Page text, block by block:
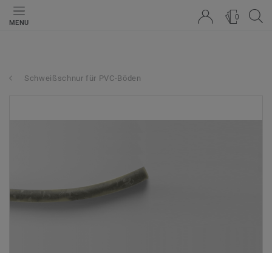
MENU
0
Schweißschnur für PVC-Böden